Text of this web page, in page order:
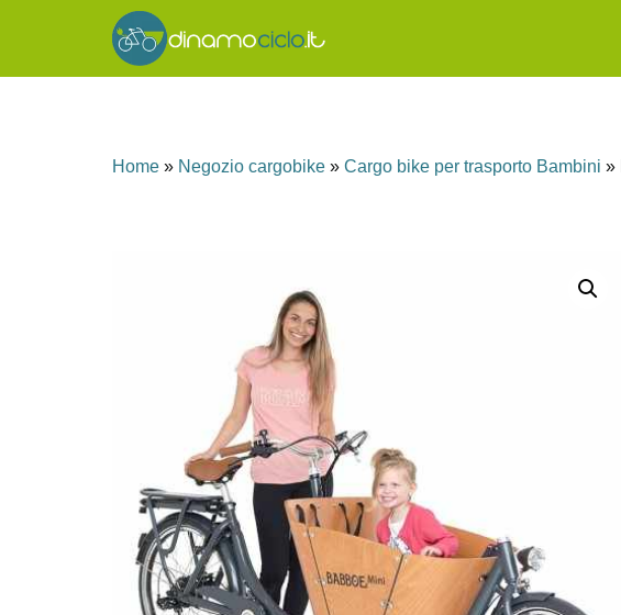
Home » Negozio cargobike » Cargo bike per trasporto Bambini »